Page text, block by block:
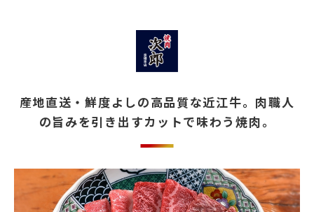
プライバシーポリシー
産地直送・鮮度よしの高品質な近江牛。肉職人
の旨みを引き出すカットで味わう焼肉。